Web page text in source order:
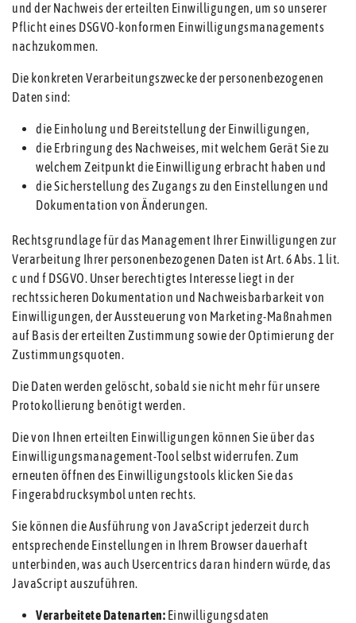
und der Nachweis der erteilten Einwilligungen, um so unserer
Pflicht eines DSGVO-konformen Einwilligungsmanagements
nachzukommen.
Die konkreten Verarbeitungszwecke der personenbezogenen
Daten sind:
die Einholung und Bereitstellung der Einwilligungen,
die Erbringung des Nachweises, mit welchem Gerät Sie zu
welchem Zeitpunkt die Einwilligung erbracht haben und
die Sicherstellung des Zugangs zu den Einstellungen und
Dokumentation von Änderungen.
Rechtsgrundlage für das Management Ihrer Einwilligungen zur
Verarbeitung Ihrer personenbezogenen Daten ist Art. 6 Abs. 1 lit.
c und f DSGVO. Unser berechtigtes Interesse liegt in der
rechtssicheren Dokumentation und Nachweisbarbarkeit von
Einwilligungen, der Aussteuerung von Marketing-Maßnahmen
auf Basis der erteilten Zustimmung sowie der Optimierung der
Zustimmungsquoten.
Die Daten werden gelöscht, sobald sie nicht mehr für unsere
Protokollierung benötigt werden.
Die von Ihnen erteilten Einwilligungen können Sie über das
Einwilligungsmanagement-Tool selbst widerrufen. Zum
erneuten öffnen des Einwilligungstools klicken Sie das
Fingerabdrucksymbol unten rechts.
Sie können die Ausführung von JavaScript jederzeit durch
entsprechende Einstellungen in Ihrem Browser dauerhaft
unterbinden, was auch Usercentrics daran hindern würde, das
JavaScript auszuführen.
Verarbeitete Datenarten: Einwilligungsdaten